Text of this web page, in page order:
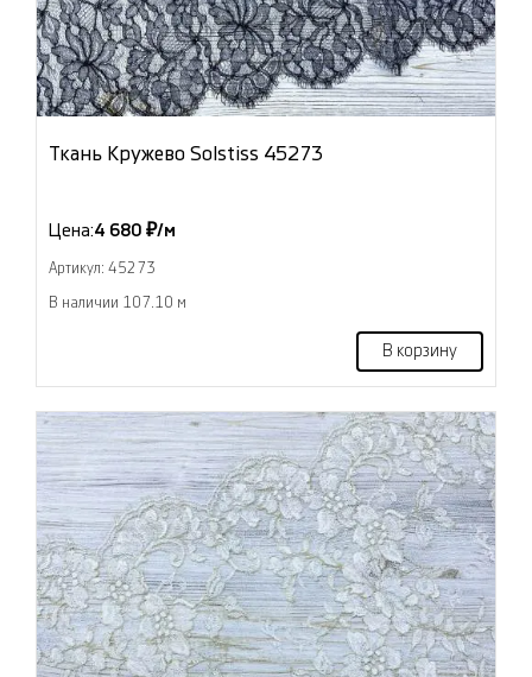
Ткань Кружево Solstiss 45273
Цена:4 680 ₽/м
Артикул: 45273
В наличии 107.10 м
В корзину